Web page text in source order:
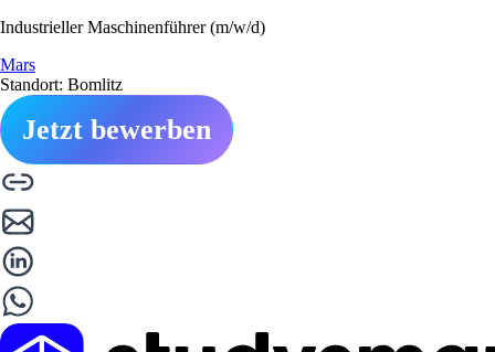
Industrieller Maschinenführer (m/w/d)
Mars
Standort: Bomlitz
Jetzt bewerben